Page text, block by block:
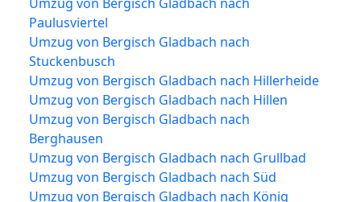
Paulusviertel
Umzug von Bergisch Gladbach nach
Stuckenbusch
Umzug von Bergisch Gladbach nach Hillerheide
Umzug von Bergisch Gladbach nach Hillen
Umzug von Bergisch Gladbach nach
Berghausen
Umzug von Bergisch Gladbach nach Grullbad
Umzug von Bergisch Gladbach nach Süd
Umzug von Bergisch Gladbach nach König